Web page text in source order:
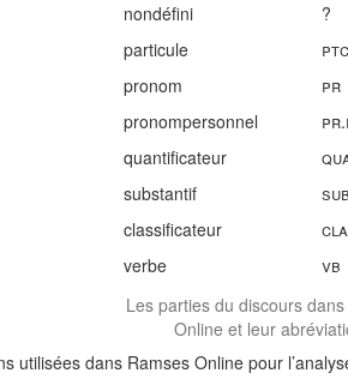
Les parties du discours
Online et leur
nondéfini
?
particule
pronom
pr
pronompersonnel
quantificateur
substantif
classificateur
verbe
vb
utilisées dans Ramses Online pour